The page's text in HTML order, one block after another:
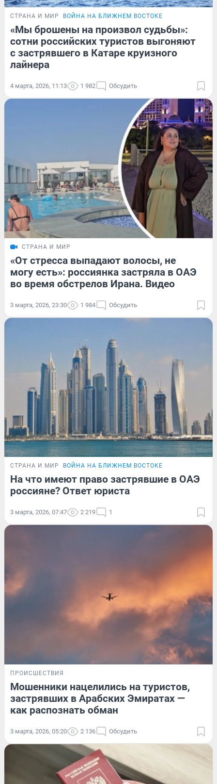
СТРАНА И МИР ВОЙНА НА БЛИЖНЕМ ВОСТОКЕ
«Мы брошены на произвол судьбы»:
сотни российских туристов выгоняют
с застрявшего в Катаре круизного
лайнера
4 марта, 2026, 11:13 1 982 Обсудить
СТРАНА И МИР
«От стресса выпадают волосы, не
могу есть»: россиянка застряла в ОАЭ
во время обстрелов Ирана. Видео
3 марта, 2026, 23:30 1 984 Обсудить
СТРАНА И МИР ВОЙНА НА БЛИЖНЕМ ВОСТОКЕ
На что имеют право застрявшие в ОАЭ
россияне? Ответ юриста
3 марта, 2026, 07:47 2 219 1
ПРОИСШЕСТВИЯ
Мошенники нацелились на туристов,
застрявших в Арабских Эмиратах —
как распознать обман
3 марта, 2026, 05:20 2 136 Обсудить